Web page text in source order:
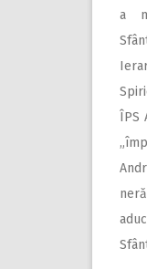
a
ÎPS